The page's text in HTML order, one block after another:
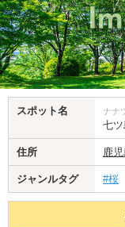
スポット名 ナナ
七
住所 鹿
ジャンルタグ #桜